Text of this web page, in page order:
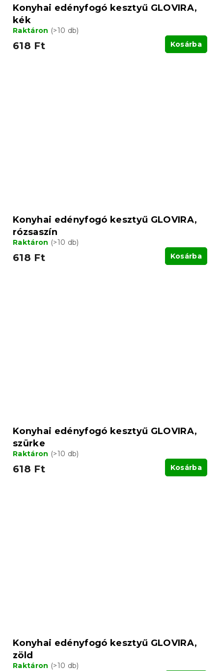
Konyhai edényfogó kesztyű GLOVIRA,
kék
Raktáron (>10 db)
618 Ft Kosárba
Konyhai edényfogó kesztyű GLOVIRA,
rózsaszín
Raktáron (>10 db)
618 Ft Kosárba
Konyhai edényfogó kesztyű GLOVIRA,
szürke
Raktáron (>10 db)
618 Ft Kosárba
Konyhai edényfogó kesztyű GLOVIRA,
zöld
Raktáron (>10 db)